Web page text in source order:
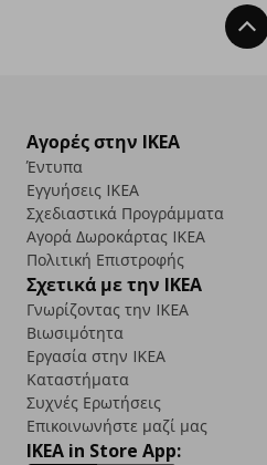
Αγορές στην IKEA
Έντυπα
Εγγυήσεις IKEA
Σχεδιαστικά Προγράμματα
Αγορά Δωρoκάρτας IKEA
Πολιτική Επιστροφής
Σχετικά με την IKEA
Γνωρίζοντας την IKEA
Βιωσιμότητα
Εργασία στην IKEA
Καταστήματα
Συχνές Ερωτήσεις
Επικοινωνήστε μαζί μας
IKEA in Store App: